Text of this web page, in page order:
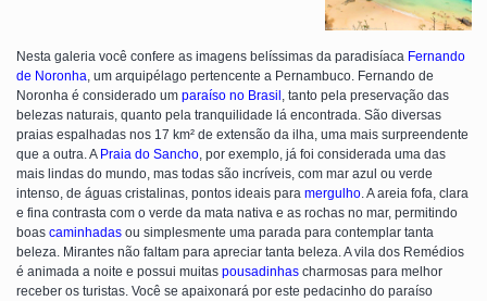
Nesta galeria você confere as imagens belíssimas da paradisíaca Fernando
de Noronha, um arquipélago pertencente a Pernambuco. Fernando de
Noronha é considerado um paraíso no Brasil , tanto pela preservação das
belezas naturais, quanto pela tranquilidade lá encontrada. São diversas
praias espalhadas nos 17 km² de extensão da ilha, uma mais surpreendente
que a outra. A Praia do Sancho, por exemplo, já foi considerada uma das
mais lindas do mundo, mas todas são incríveis, com mar azul ou verde
intenso, de águas cristalinas, pontos ideais para mergulho. A areia fofa, clara
e fina contrasta com o verde da mata nativa e as rochas no mar, permitindo
boas caminhadas ou simplesmente uma parada para contemplar tanta
beleza. Mirantes não faltam para apreciar tanta beleza. A vila dos Remédios
é animada a noite e possui muitas pousadinhas charmosas para melhor
receber os turistas. Você se apaixonará por este pedacinho do paraíso